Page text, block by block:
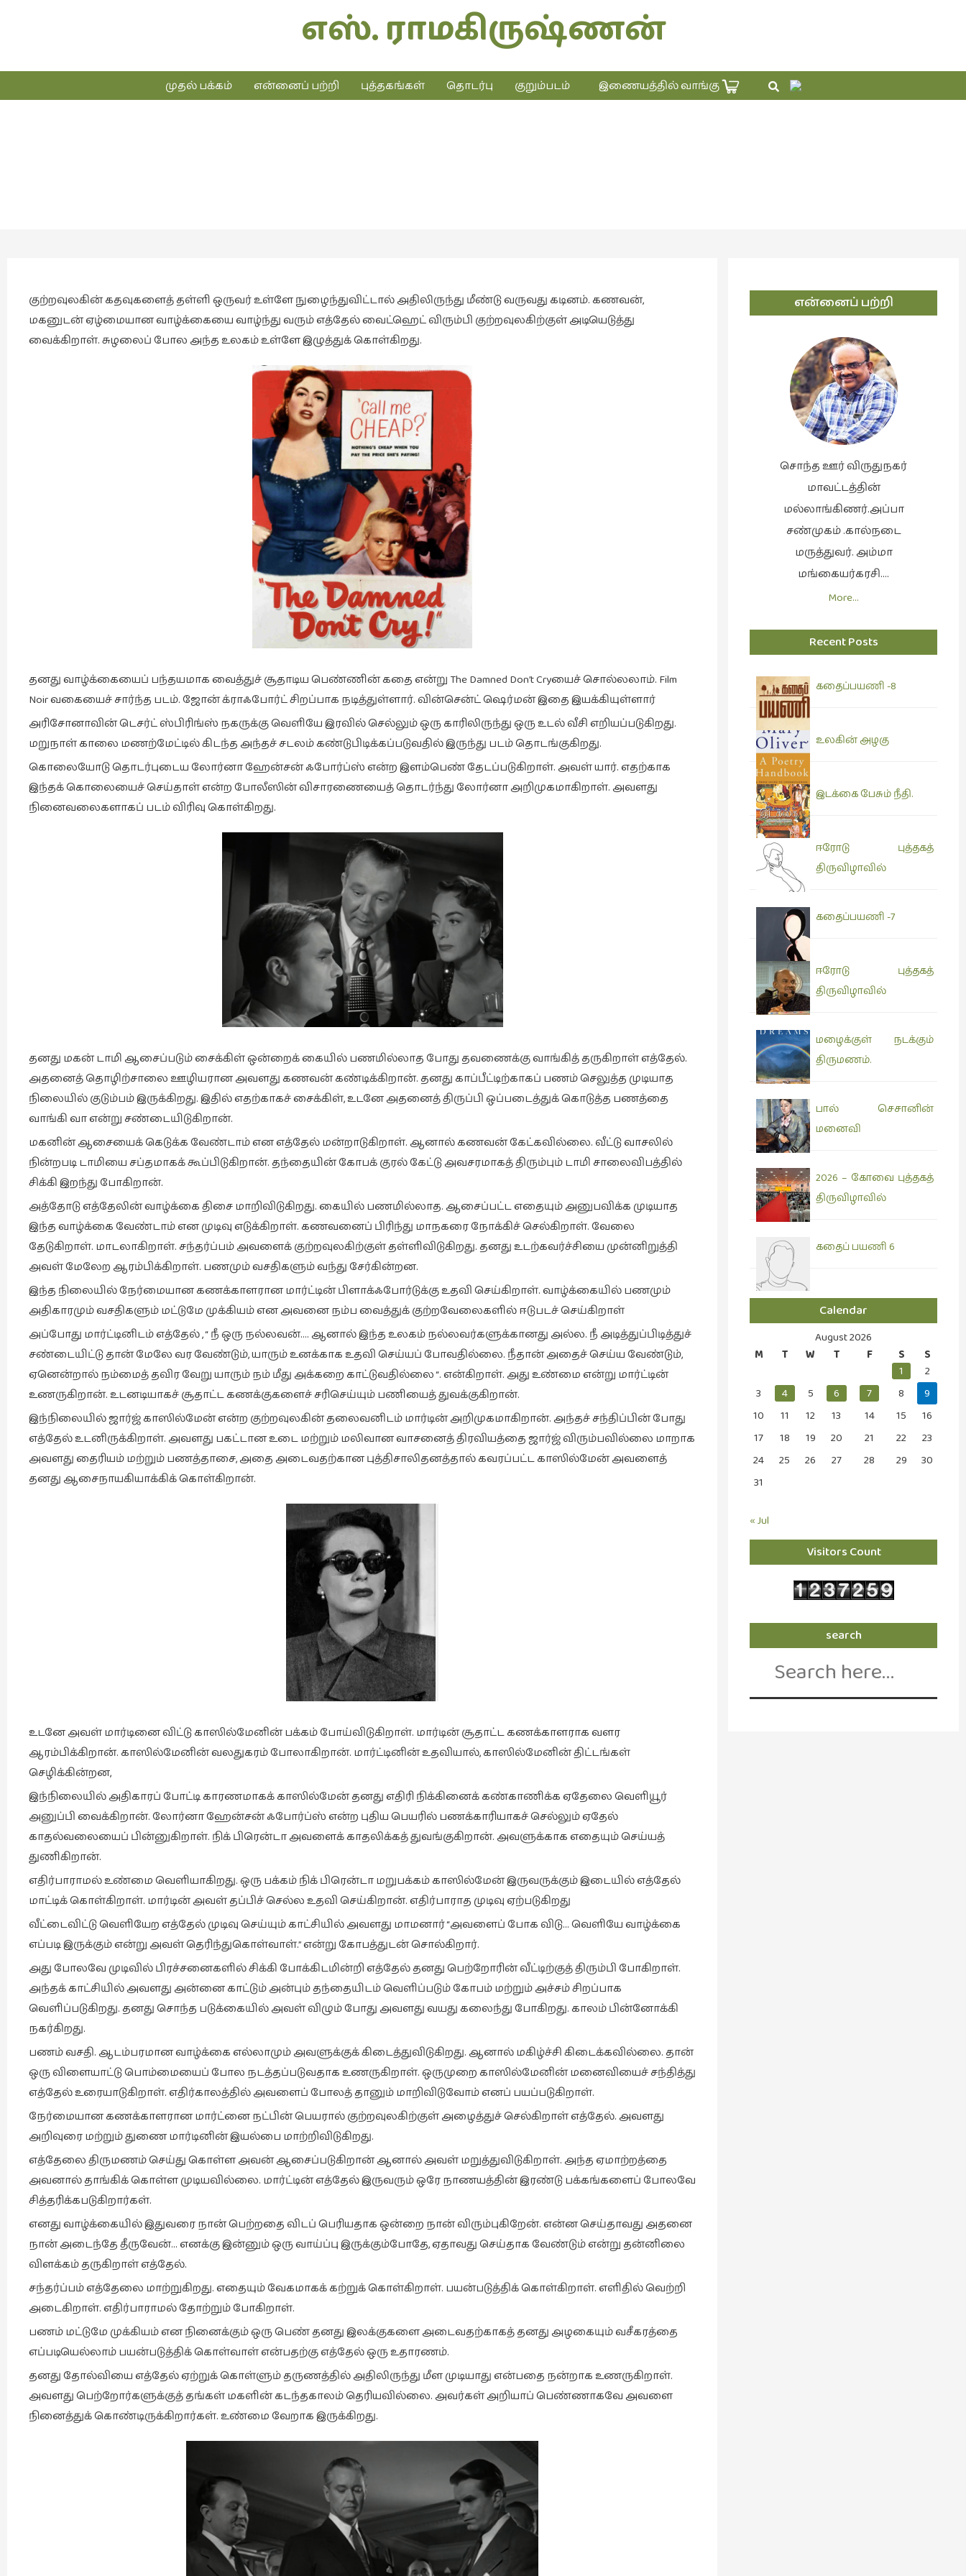
எஸ். ராமகிருஷ்ணன்
முதல் பக்கம் என்னைப் பற்றி புத்தகங்கள் தொடர்பு குறும்படம் இணையத்தில் வாங்கு
குற்றவுலகின் கதவுகளைத் தள்ளி ஒருவர் உள்ளே நுழைந்துவிட்டால் அதிலிருந்து மீண்டு வருவது கடினம். கணவன்,
மகனுடன் ஏழ்மையான வாழ்க்கையை வாழ்ந்து வரும் எத்தேல் வைட்ஹெட் விரும்பி குற்றவுலகிற்குள் அடியெடுத்து
வைக்கிறாள். சுழலைப் போல அந்த உலகம் உள்ளே இழுத்துக் கொள்கிறது.
தனது வாழ்க்கையைப் பந்தயமாக வைத்துச் சூதாடிய பெண்ணின் கதை என்று The Damned Don’t Cryயைச் சொல்லலாம். Film
Noir வகையைச் சார்ந்த படம். ஜோன் க்ராஃபோர்ட் சிறப்பாக நடித்துள்ளார். வின்சென்ட் ஷெர்மன் இதை இயக்கியுள்ளார்
அரிசோனாவின் டெசர்ட் ஸ்பிரிங்ஸ் நகருக்கு வெளியே இரவில் செல்லும் ஒரு காரிலிருந்து ஒரு உடல் வீசி எறியப்படுகிறது.
மறுநாள் காலை மணற்மேட்டில் கிடந்த அந்தச் சடலம் கண்டுபிடிக்கப்படுவதில் இருந்து படம் தொடங்குகிறது.
கொலையோடு தொடர்புடைய லோர்னா ஹேன்சன் ஃபோர்ப்ஸ் என்ற இளம்பெண் தேடப்படுகிறாள். அவள் யார். எதற்காக
இந்தக் கொலையைச் செய்தாள் என்ற போலீஸின் விசாரணையைத் தொடர்ந்து லோர்னா அறிமுகமாகிறாள். அவளது
நினைவலைகளாகப் படம் விரிவு கொள்கிறது.
தனது மகன் டாமி ஆசைப்படும் சைக்கிள் ஒன்றைக் கையில் பணமில்லாத போது தவணைக்கு வாங்கித் தருகிறாள் எத்தேல்.
அதனைத் தொழிற்சாலை ஊழியரான அவளது கணவன் கண்டிக்கிறான். தனது காப்பீட்டிற்காகப் பணம் செலுத்த முடியாத
நிலையில் குடும்பம் இருக்கிறது. இதில் எதற்காகச் சைக்கிள், உடனே அதனைத் திருப்பி ஒப்படைத்துக் கொடுத்த பணத்தை
வாங்கி வா என்று சண்டையிடுகிறான்.
மகனின் ஆசையைக் கெடுக்க வேண்டாம் என எத்தேல் மன்றாடுகிறாள். ஆனால் கணவன் கேட்கவில்லை. வீட்டு வாசலில்
நின்றபடி டாமியை சப்தமாகக் கூப்பிடுகிறான். தந்தையின் கோபக் குரல் கேட்டு அவசரமாகத் திரும்பும் டாமி சாலைவிபத்தில்
சிக்கி இறந்து போகிறான்.
அத்தோடு எத்தேலின் வாழ்க்கை திசை மாறிவிடுகிறது. கையில் பணமில்லாத. ஆசைப்பட்ட எதையும் அனுபவிக்க முடியாத
இந்த வாழ்க்கை வேண்டாம் என முடிவு எடுக்கிறாள். கணவனைப் பிரிந்து மாநகரை நோக்கிச் செல்கிறாள். வேலை
தேடுகிறாள். மாடலாகிறாள். சந்தர்ப்பம் அவளைக் குற்றவுலகிற்குள் தள்ளிவிடுகிறது. தனது உடற்கவர்ச்சியை முன்னிறுத்தி
அவள் மேலேற ஆரம்பிக்கிறாள். பணமும் வசதிகளும் வந்து சேர்கின்றன.
இந்த நிலையில் நேர்மையான கணக்காளரான மார்ட்டின் பிளாக்ஃபோர்டுக்கு உதவி செய்கிறாள். வாழ்க்கையில் பணமும்
அதிகாரமும் வசதிகளும் மட்டுமே முக்கியம் என அவனை நம்ப வைத்துக் குற்றவேலைகளில் ஈடுபடச் செய்கிறாள்
அப்போது மார்ட்டினிடம் எத்தேல் , “ நீ ஒரு நல்லவன்…. ஆனால் இந்த உலகம் நல்லவர்களுக்கானது அல்ல. நீ அடித்துப்பிடித்துச்
சண்டையிட்டு தான் மேலே வர வேண்டும், யாரும் உனக்காக உதவி செய்யப் போவதில்லை. நீதான் அதைச் செய்ய வேண்டும்,
ஏனென்றால் நம்மைத் தவிர வேறு யாரும் நம் மீது அக்கறை காட்டுவதில்லை “. என்கிறாள். அது உண்மை என்று மார்ட்டின்
உணருகிறான். உடனடியாகச் சூதாட்ட கணக்குகளைச் சரிசெய்யும் பணியைத் துவக்குகிறான்.
இந்நிலையில் ஜார்ஜ் காஸில்மேன் என்ற குற்றவுலகின் தலைவனிடம் மார்டின் அறிமுகமாகிறான். அந்தச் சந்திப்பின் போது
எத்தேல் உடனிருக்கிறாள். அவளது பகட்டான உடை மற்றும் மலிவான வாசனைத் திரவியத்தை ஜார்ஜ் விரும்பவில்லை மாறாக
அவளது தைரியம் மற்றும் பணத்தாசை, அதை அடைவதற்கான புத்திசாலிதனத்தால் கவரப்பட்ட காஸில்மேன் அவளைத்
தனது ஆசைநாயகியாக்கிக் கொள்கிறான்.
உடனே அவள் மார்டினை விட்டு காஸில்மேனின் பக்கம் போய்விடுகிறாள். மார்டின் சூதாட்ட கணக்காளராக வளர
ஆரம்பிக்கிறான். காஸில்மேனின் வலதுகரம் போலாகிறான். மார்ட்டினின் உதவியால், காஸில்மேனின் திட்டங்கள்
செழிக்கின்றன,
இந்நிலையில் அதிகாரப் போட்டி காரணமாகக் காஸில்மேன் தனது எதிரி நிக்கினைக் கண்காணிக்க ஏதேலை வெளியூர்
அனுப்பி வைக்கிறான். லோர்னா ஹேன்சன் ஃபோர்ப்ஸ் என்ற புதிய பெயரில் பணக்காரியாகச் செல்லும் ஏதேல்
காதல்வலையைப் பின்னுகிறாள். நிக் பிரென்டா அவளைக் காதலிக்கத் துவங்குகிறான். அவளுக்காக எதையும் செய்யத்
துணிகிறான்.
எதிர்பாராமல் உண்மை வெளியாகிறது. ஒரு பக்கம் நிக் பிரென்டா மறுபக்கம் காஸில்மேன் இருவருக்கும் இடையில் எத்தேல்
மாட்டிக் கொள்கிறாள். மார்டின் அவள் தப்பிச் செல்ல உதவி செய்கிறான். எதிர்பாராத முடிவு ஏற்படுகிறது
வீட்டைவிட்டு வெளியேற எத்தேல் முடிவு செய்யும் காட்சியில் அவளது மாமனார் “அவளைப் போக விடு… வெளியே வாழ்க்கை
எப்படி இருக்கும் என்று அவள் தெரிந்துகொள்வாள்.” என்று கோபத்துடன் சொல்கிறார்.
அது போலவே முடிவில் பிரச்சனைகளில் சிக்கி போக்கிடமின்றி எத்தேல் தனது பெற்றோரின் வீட்டிற்குத் திரும்பி போகிறாள்.
அந்தக் காட்சியில் அவளது அன்னை காட்டும் அன்பும் தந்தையிடம் வெளிப்படும் கோபம் மற்றும் அச்சம் சிறப்பாக
வெளிப்படுகிறது. தனது சொந்த படுக்கையில் அவள் விழும் போது அவளது வயது கலைந்து போகிறது. காலம் பின்னோக்கி
நகர்கிறது.
பணம் வசதி. ஆடம்பரமான வாழ்க்கை எல்லாமும் அவளுக்குக் கிடைத்துவிடுகிறது. ஆனால் மகிழ்ச்சி கிடைக்கவில்லை. தான்
ஒரு விளையாட்டு பொம்மையைப் போல நடத்தப்படுவதாக உணருகிறாள். ஒருமுறை காஸில்மேனின் மனைவியைச் சந்தித்து
எத்தேல் உரையாடுகிறாள். எதிர்காலத்தில் அவளைப் போலத் தானும் மாறிவிடுவோம் எனப் பயப்படுகிறாள்.
நேர்மையான கணக்காளரான மார்ட்னை நட்பின் பெயரால் குற்றவுலகிற்குள் அழைத்துச் செல்கிறாள் எத்தேல். அவளது
அறிவுரை மற்றும் துணை மார்டினின் இயல்பை மாற்றிவிடுகிறது.
எத்தேலை திருமணம் செய்து கொள்ள அவன் ஆசைப்படுகிறான் ஆனால் அவள் மறுத்துவிடுகிறாள். அந்த ஏமாற்றத்தை
அவனால் தாங்கிக் கொள்ள முடியவில்லை. மார்ட்டின் எத்தேல் இருவரும் ஒரே நாணயத்தின் இரண்டு பக்கங்களைப் போலவே
சித்தரிக்கபடுகிறார்கள்.
எனது வாழ்க்கையில் இதுவரை நான் பெற்றதை விடப் பெரியதாக ஒன்றை நான் விரும்புகிறேன். என்ன செய்தாவது அதனை
நான் அடைந்தே தீருவேன்… எனக்கு இன்னும் ஒரு வாய்ப்பு இருக்கும்போதே, ஏதாவது செய்தாக வேண்டும் என்று தன்னிலை
விளக்கம் தருகிறாள் எத்தேல்.
சந்தர்ப்பம் எத்தேலை மாற்றுகிறது. எதையும் வேகமாகக் கற்றுக் கொள்கிறாள். பயன்படுத்திக் கொள்கிறாள். எளிதில் வெற்றி
அடைகிறாள். எதிர்பாராமல் தோற்றும் போகிறாள்.
பணம் மட்டுமே முக்கியம் என நினைக்கும் ஒரு பெண் தனது இலக்குகளை அடைவதற்காகத் தனது அழகையும் வசீகரத்தை
எப்படியெல்லாம் பயன்படுத்திக் கொள்வாள் என்பதற்கு எத்தேல் ஒரு உதாரணம்.
தனது தோல்வியை எத்தேல் ஏற்றுக் கொள்ளும் தருணத்தில் அதிலிருந்து மீள முடியாது என்பதை நன்றாக உணருகிறாள்.
அவளது பெற்றோர்களுக்குத் தங்கள் மகளின் கடந்தகாலம் தெரியவில்லை. அவர்கள் அறியாப் பெண்ணாகவே அவளை
நினைத்துக் கொண்டிருக்கிறார்கள். உண்மை வேறாக இருக்கிறது.
என்னைப் பற்றி
சொந்த ஊர் விருதுநகர்
மாவட்டத்தின்
மல்லாங்கிணர்.அப்பா
சண்முகம் .கால்நடை
மருத்துவர். அம்மா
மங்கையர்கரசி….
More…
Recent Posts
கதைப்பயணி -8
உலகின் அழகு
இடக்கை பேசும் நீதி.
ஈரோடு புத்தகத்
திருவிழாவில்
கதைப்பயணி -7
ஈரோடு புத்தகத்
திருவிழாவில்
மழைக்குள் நடக்கும்
திருமணம்.
பால் செசானின்
மனைவி
2026 – கோவை புத்தகத்
திருவிழாவில்
கதைப் பயணி 6
Calendar
August 2026
M
T W T F S
S
1
2
3
4 5 6 7 8
9
10
11 12 13 14 15
16
17
18 19 20 21 22
23
24
25 26 27 28 29
30
31
« Jul
Visitors Count
search
Search